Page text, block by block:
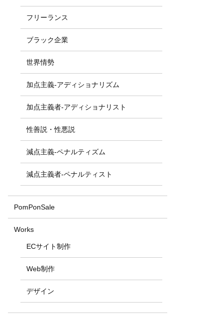
フリーランス
ブラック企業
世界情勢
加点主義-アディショナリズム
加点主義者-アディショナリスト
性善説・性悪説
減点主義-ペナルティズム
減点主義者-ペナルティスト
PomPonSale
Works
ECサイト制作
Web制作
デザイン